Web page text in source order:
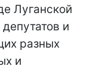
Луганской
и
разных
и